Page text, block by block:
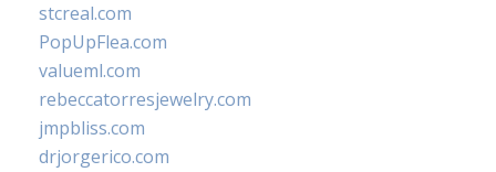
stcreal.com
PopUpFlea.com
valueml.com
rebeccatorresjewelry.com
jmpbliss.com
drjorgerico.com